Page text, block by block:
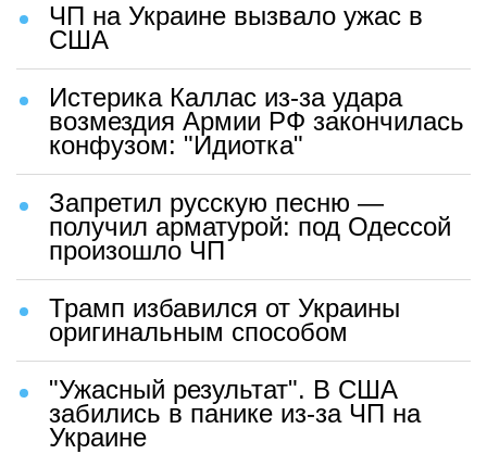
ЧП на Украине вызвало ужас в
США
Истерика Каллас из-за удара
возмездия Армии РФ закончилась
конфузом: "Идиотка"
Запретил русскую песню —
получил арматурой: под Одессой
произошло ЧП
Трамп избавился от Украины
оригинальным способом
"Ужасный результат". В США
забились в панике из-за ЧП на
Украине